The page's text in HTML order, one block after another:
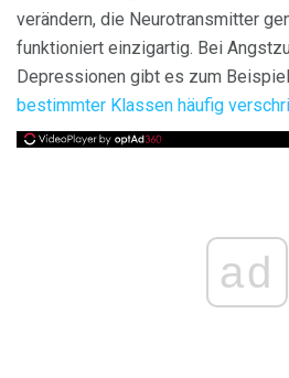
verändern, die Neurotransmitter
funktioniert einzigartig. Bei
Depressionen gibt es zum Beispiel
bestimmter Klassen häufig
ad